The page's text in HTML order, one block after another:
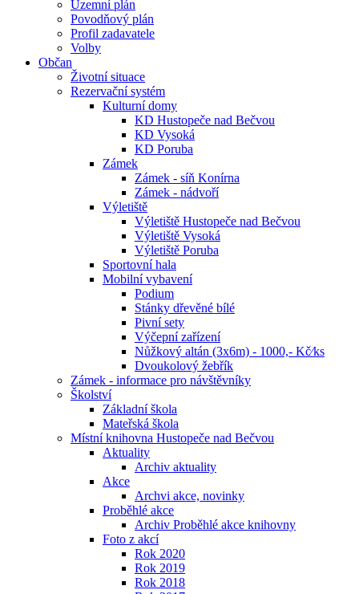
Územní plán
Povodňový plán
Profil zadavatele
Volby
Občan
Životní situace
Rezervační systém
Kulturní domy
KD Hustopeče nad Bečvou
KD Vysoká
KD Poruba
Zámek
Zámek - síň Konírna
Zámek - nádvoří
Výletiště
Výletiště Hustopeče nad Bečvou
Výletiště Vysoká
Výletiště Poruba
Sportovní hala
Mobilní vybavení
Podium
Stánky dřevěné bílé
Pivní sety
Výčepní zařízení
Nůžkový altán (3x6m) - 1000,- Kč⁄ks
Dvoukolový žebřík
Zámek - informace pro návštěvníky
Školství
Základní škola
Mateřská škola
Místní knihovna Hustopeče nad Bečvou
Aktuality
Archiv aktuality
Akce
Archvi akce, novinky
Proběhlé akce
Archiv Proběhlé akce knihovny
Foto z akcí
Rok 2020
Rok 2019
Rok 2018